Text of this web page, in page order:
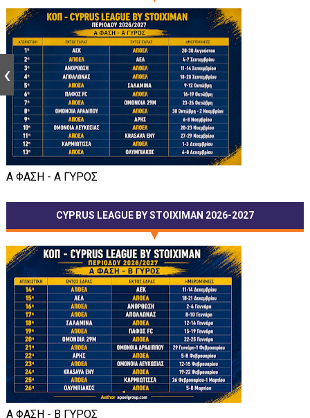
Α ΦΑΣΗ - Α ΓΥΡΟΣ
CYPRUS LEAGUE BY STOIXIMAN 2026-2027
Α ΦΑΣΗ - Β ΓΥΡΟΣ